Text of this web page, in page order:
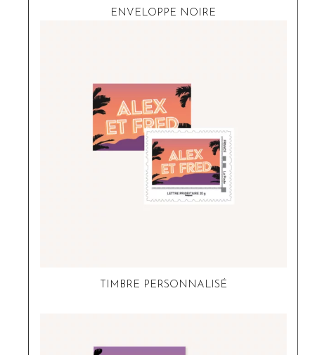
ENVELOPPE NOIRE
TIMBRE PERSONNALISÉ